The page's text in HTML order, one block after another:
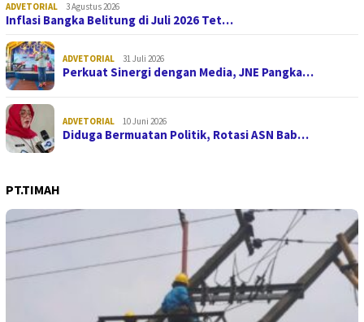
ADVETORIAL 3 Agustus 2026
Inflasi Bangka Belitung di Juli 2026 Tet…
ADVETORIAL 31 Juli 2026
Perkuat Sinergi dengan Media, JNE Pangka…
ADVETORIAL 10 Juni 2026
Diduga Bermuatan Politik, Rotasi ASN Bab…
PT.TIMAH